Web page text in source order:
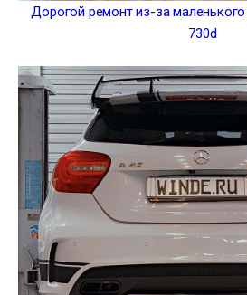
Дорогой ремонт из-за маленького
730d